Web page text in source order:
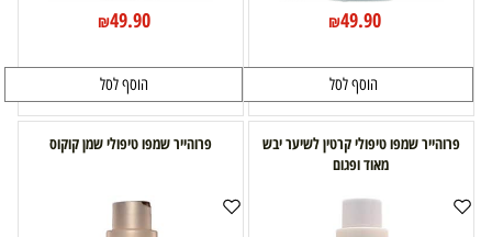
₪49.90
הוסף לסל
₪49.90
הוסף לסל
פרוהייר שמפו טיפולי קרטין לשיער יבש
מאוד ופגום
פרוהייר שמפו טיפולי שמן קוקוס